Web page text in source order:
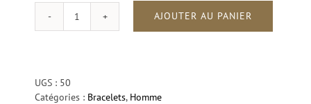
quantité
Lazuli
AJOUTER AU PANIER
UGS : 50
Catégories : Bracelets, Homme